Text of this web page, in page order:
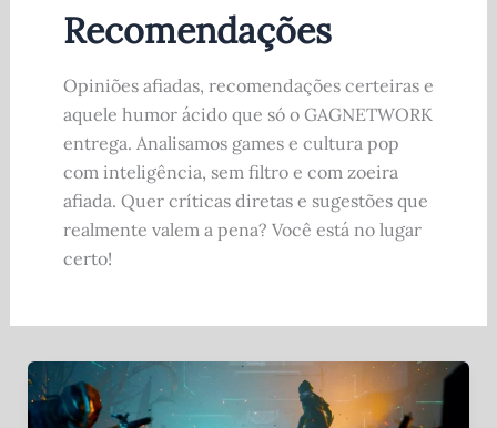
Recomendações
Opiniões afiadas, recomendações certeiras e
aquele humor ácido que só o GAGNETWORK
entrega. Analisamos games e cultura pop
com inteligência, sem filtro e com zoeira
afiada. Quer críticas diretas e sugestões que
realmente valem a pena? Você está no lugar
certo!